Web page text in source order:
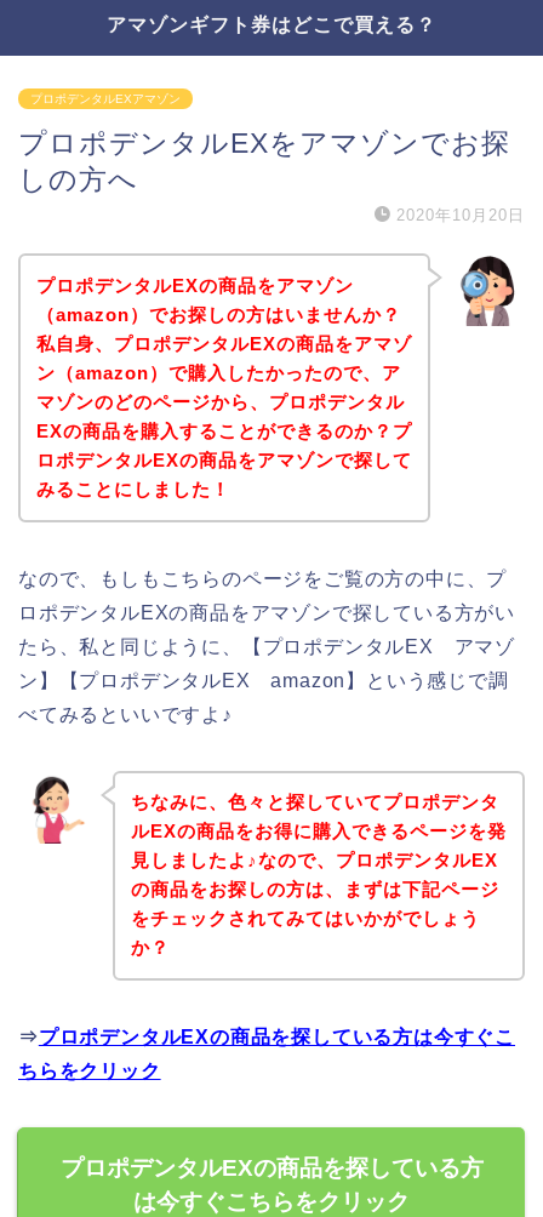
アマゾンギフト券はどこで買える？
プロポデンタルEXアマゾン
プロポデンタルEXをアマゾンでお探
しの方へ
2020年10月20日
プロポデンタルEXの商品をアマゾン
（amazon）でお探しの方はいませんか？
私自身、プロポデンタルEXの商品をアマゾ
ン（amazon）で購入したかったので、ア
マゾンのどのページから、プロポデンタル
EXの商品を購入することができるのか？プ
ロポデンタルEXの商品をアマゾンで探して
みることにしました！
なので、もしもこちらのページをご覧の方の中に、プ
ロポデンタルEXの商品をアマゾンで探している方がい
たら、私と同じように、【プロポデンタルEX アマゾ
ン】【プロポデンタルEX amazon】という感じで調
べてみるといいですよ♪
ちなみに、色々と探していてプロポデンタ
ルEXの商品をお得に購入できるページを発
見しましたよ♪なので、プロポデンタルEX
の商品をお探しの方は、まずは下記ページ
をチェックされてみてはいかがでしょう
か？
⇒プロポデンタルEXの商品を探している方は今すぐこ
ちらをクリック
プロポデンタルEXの商品を探している方
は今すぐこちらをクリック